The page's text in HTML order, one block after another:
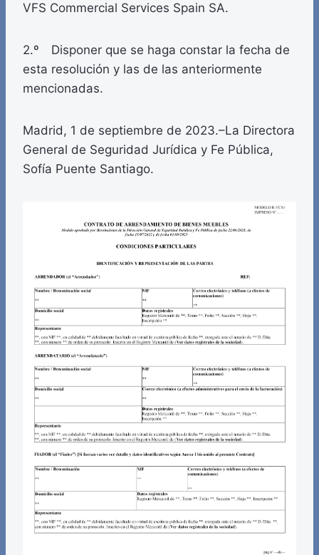
VFS Commercial Services Spain SA.
2.º Disponer que se haga constar la fecha de
esta resolución y las de las anteriormente
mencionadas.
Madrid, 1 de septiembre de 2023.–La Directora
General de Seguridad Jurídica y Fe Pública,
Sofía Puente Santiago.